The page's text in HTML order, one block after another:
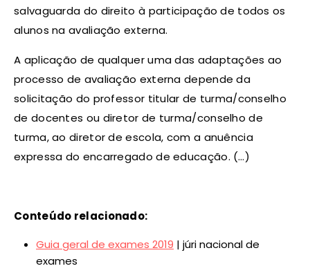
salvaguarda do direito à participação de todos os
alunos na avaliação externa.
A aplicação de qualquer uma das adaptações ao
processo de avaliação externa depende da
solicitação do professor titular de turma/conselho
de docentes ou diretor de turma/conselho de
turma, ao diretor de escola, com a anuência
expressa do encarregado de educação. (…)
Conteúdo relacionado:
Guia geral de exames 2019 | júri nacional de
exames